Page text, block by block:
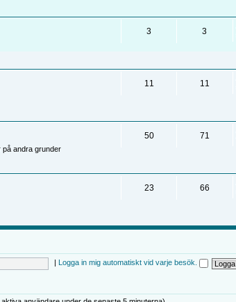
3 3
11 11
på andra grunder
50 71
23 66
Logga in mig automatiskt vid varje besök.